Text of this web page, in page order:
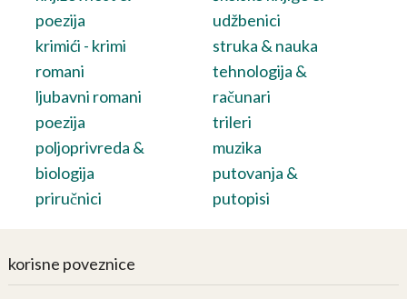
poezija
krimići - krimi
romani
ljubavni romani
poezija
poljoprivreda &
biologija
priručnici
udžbenici
struka & nauka
tehnologija &
računari
trileri
muzika
putovanja &
putopisi
korisne poveznice